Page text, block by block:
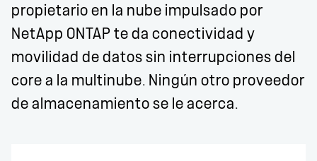
propietario en la nube impulsado por
NetApp ONTAP te da conectividad y
movilidad de datos sin interrupciones del
core a la multinube. Ningún otro proveedor
de almacenamiento se le acerca.